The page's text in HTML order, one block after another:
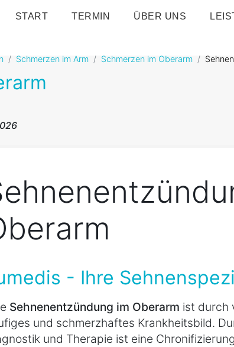
START TERMIN ÜBER UNS
Schmerzen im Arm Schmerzen im Oberarm
- Ihre
Sehnenentzündung im Oberarm ist durch
und schmerzhaftes Krankheitsbild.
und Therapie ist eine